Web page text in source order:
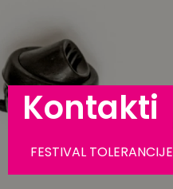
Kontakti
FESTIVAL TOLERANCIJE